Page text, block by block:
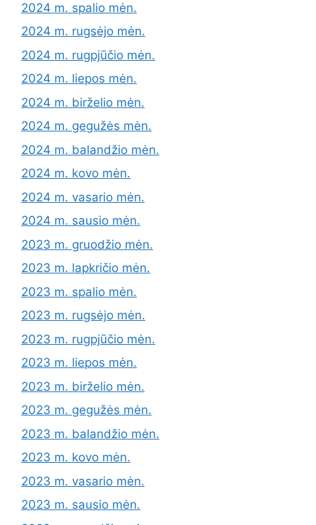
2024 m. spalio mėn.
2024 m. rugsėjo mėn.
2024 m. rugpjūčio mėn.
2024 m. liepos mėn.
2024 m. birželio mėn.
2024 m. gegužės mėn.
2024 m. balandžio mėn.
2024 m. kovo mėn.
2024 m. vasario mėn.
2024 m. sausio mėn.
2023 m. gruodžio mėn.
2023 m. lapkričio mėn.
2023 m. spalio mėn.
2023 m. rugsėjo mėn.
2023 m. rugpjūčio mėn.
2023 m. liepos mėn.
2023 m. birželio mėn.
2023 m. gegužės mėn.
2023 m. balandžio mėn.
2023 m. kovo mėn.
2023 m. vasario mėn.
2023 m. sausio mėn.